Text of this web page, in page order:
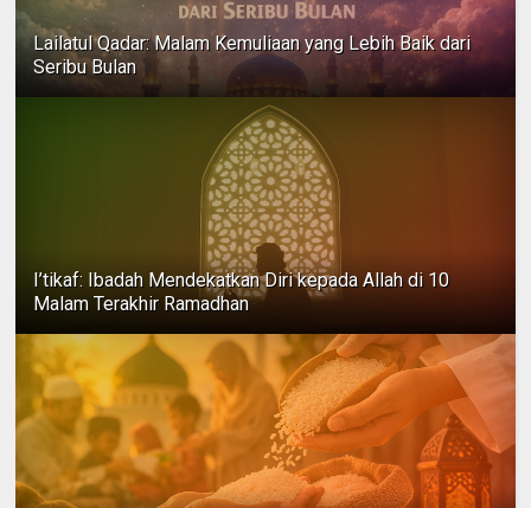
Lailatul Qadar: Malam Kemuliaan yang Lebih Baik dari
Seribu Bulan
I’tikaf: Ibadah Mendekatkan Diri kepada Allah di 10
Malam Terakhir Ramadhan